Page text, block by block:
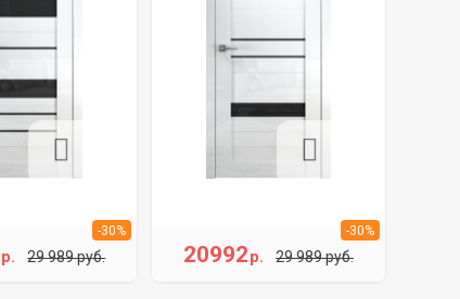
р. 29 989 руб.
-30%
20992р. 29 989 руб.
-30%